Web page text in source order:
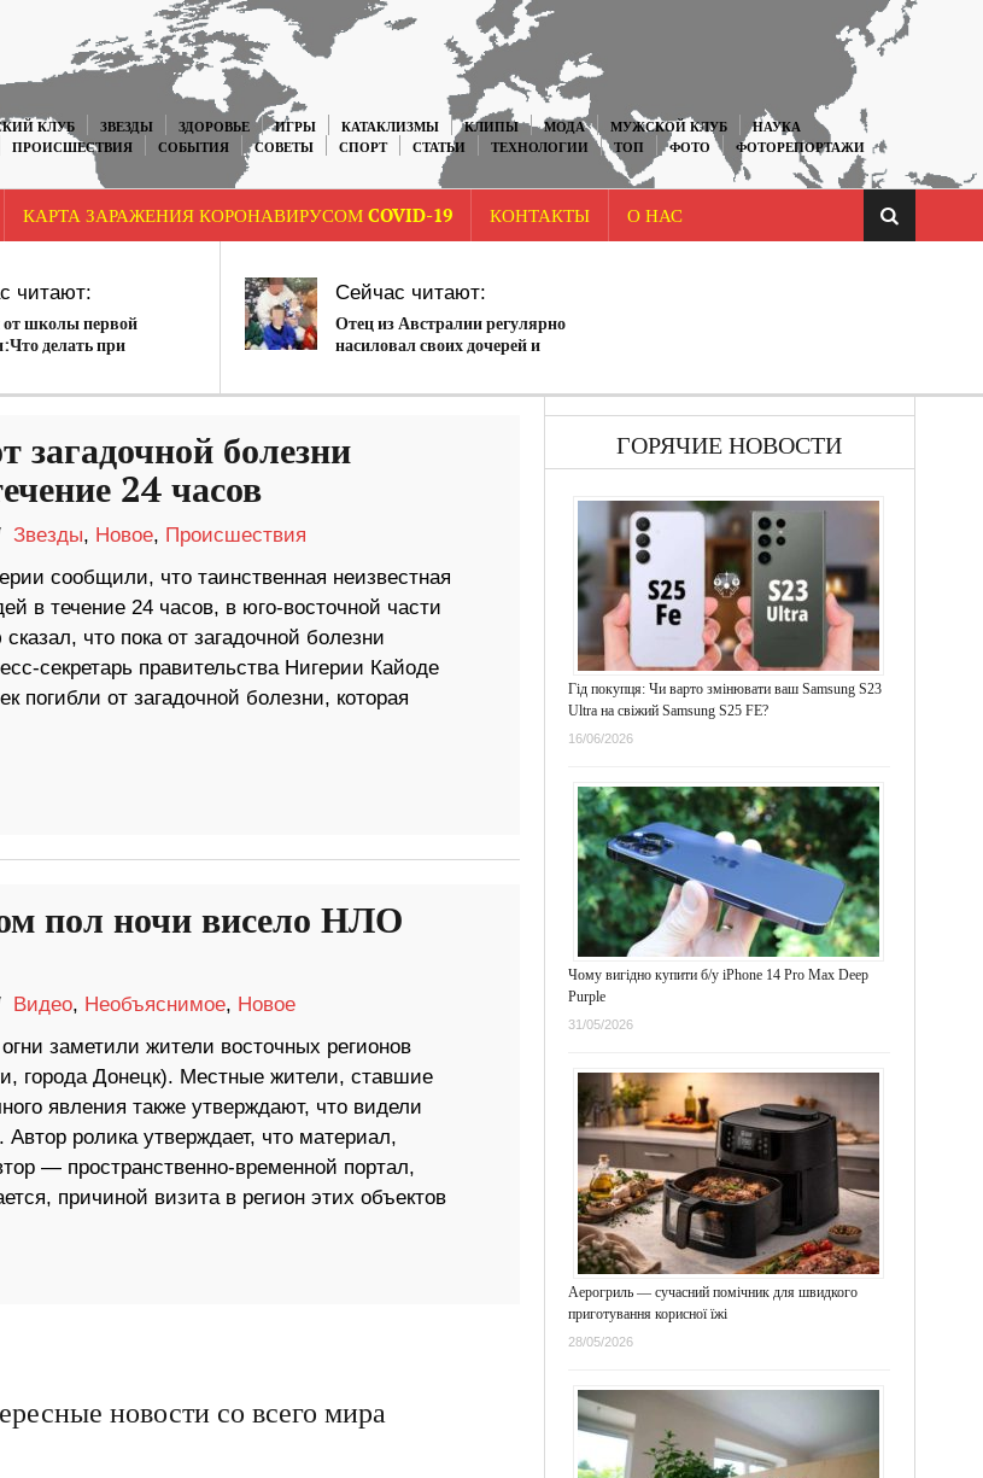
КЛУБ ЗВЕЗДЫ ЗДОРОВЬЕ ИГРЫ КАТАКЛИЗМЫ КЛИПЫ МОДА МУЖСКОЙ КЛУБ
НАУКА
ПРОИСШЕСТВИЯ СОБЫТИЯ СОВЕТЫ СПОРТ СТАТЬИ ТЕХНОЛОГИИ ТОП ФОТО
ФОТОРЕПОРТАЖИ
КАРТА ЗАРАЖЕНИЯ КОРОНАВИРУСОМ COVID-19 КОНТАКТЫ О НАС
читают:
школы первой
делать при
Сейчас читают:
Отец из Австралии регулярно
насиловал своих дочерей и
детей.
загадочной болезни
24 часов
Звезды, Новое, Происшествия
сообщили, что таинственная неизвестная
в течение 24 часов, в юго-восточной части
что пока от загадочной болезни
секретарь правительства Нигерии Кайоде
от загадочной болезни, которая
пол ночи висело НЛО
Видео, Необъяснимое, Новое
заметили жители восточных регионов
города Донецк). Местные жители, ставшие
явления также утверждают, что видели
ролика утверждает, что материал,
— пространственно-временной портал,
причиной визита в регион этих объектов
новости со всего мира
ГОРЯЧИЕ НОВОСТИ
Гід покупця: Чи варто змінювати ваш Samsung S23
Ultra на свіжий Samsung S25 FE?
16/06/2026
Чому вигідно купити б/у iPhone 14 Pro Max Deep
Purple
31/05/2026
Аерогриль — сучасний помічник для швидкого
приготування корисної їжі
28/05/2026